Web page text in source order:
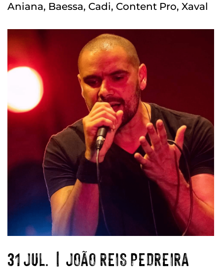
Aniana, Baessa, Cadi, Content Pro, Xaval
31 JUL. | JOÃO REIS PEDREIRA